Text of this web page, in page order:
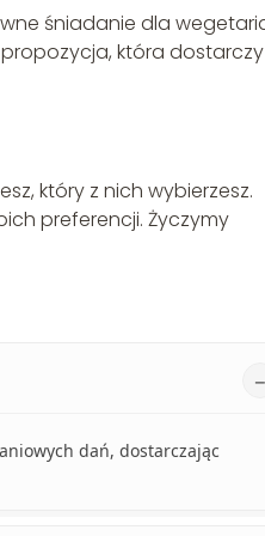
śniadanie dla
która dostarczy
który z nich wybierzesz.
preferencji. Życzymy
dań, dostarczając